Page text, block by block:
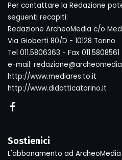
Per contattare la Redazione
seguenti recapiti:
Redazione ArcheoMedia c/o
Via Gioberti 80/D - 10128 Torino
Tel 011.5806363 - Fax 011.5808561
e-mail:
http://www.mediares.to.it
http://www.didatticatorino.it
Sostienici
L'abbonamento ad